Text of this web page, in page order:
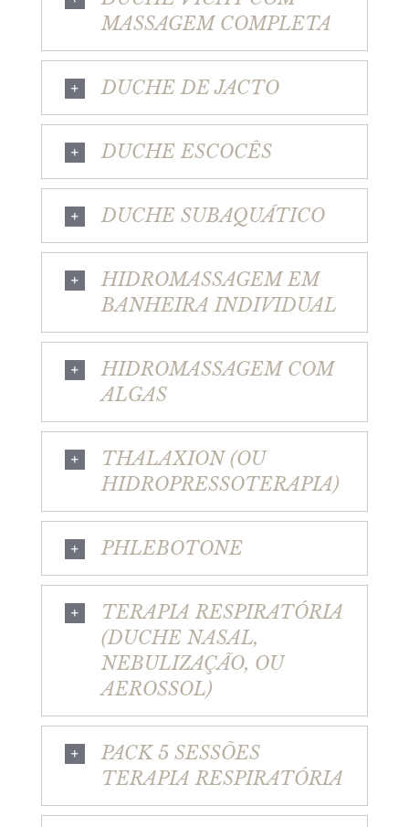
MASSAGEM COMPLETA
DUCHE DE JACTO
DUCHE ESCOCÊS
DUCHE SUBAQUÁTICO
HIDROMASSAGEM EM
BANHEIRA INDIVIDUAL
HIDROMASSAGEM COM
ALGAS
THALAXION (OU
HIDROPRESSOTERAPIA)
PHLEBOTONE
TERAPIA RESPIRATÓRIA
(DUCHE NASAL,
NEBULIZAÇÃO, OU
AEROSSOL)
PACK 5 SESSÕES
TERAPIA RESPIRATÓRIA